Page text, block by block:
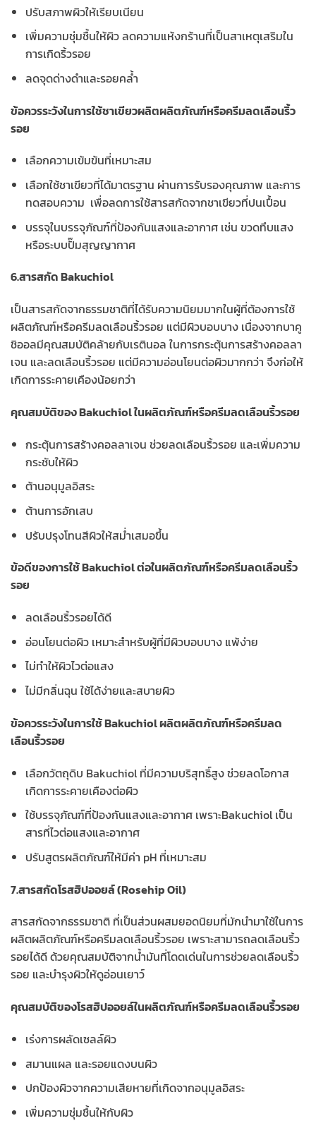
ปรับสภาพผิวให้เรียบเนียน
เพิ่มความชุ่มชื้นให้ผิว ลดความแห้งกร้านที่เป็นสาเหตุเสริมใน
การเกิดริ้วรอย
ลดจุดด่างดำและรอยคล้ำ
ข้อควรระวังในการใช้ชาเขียวผลิตผลิตภัณฑ์หรือครีมลดเลือนริ้ว
รอย
เลือกความเข้มข้นที่เหมาะสม
เลือกใช้ชาเขียวที่ได้มาตรฐาน ผ่านการรับรองคุณภาพ และการ
ทดสอบความ เพื่อลดการใช้สารสกัดจากชาเขียวที่ปนเปื้อน
บรรจุในบรรจุภัณฑ์ที่ป้องกันแสงและอากาศ เช่น ขวดทึบแสง
หรือระบบปั๊มสุญญากาศ
6.สารสกัด Bakuchiol
เป็นสารสกัดจากธรรมชาติที่ได้รับความนิยมมากในผู้ที่ต้องการใช้
ผลิตภัณฑ์หรือครีมลดเลือนริ้วรอย แต่มีผิวบอบบาง เนื่องจากบาคู
ชิออลมีคุณสมบัติคล้ายกับเรตินอล ในการกระตุ้นการสร้างคอลลา
เจน และลดเลือนริ้วรอย แต่มีความอ่อนโยนต่อผิวมากกว่า จึงก่อให้
เกิดการระคายเคืองน้อยกว่า
คุณสมบัติของ Bakuchiol ในผลิตภัณฑ์หรือครีมลดเลือนริ้วรอย
กระตุ้นการสร้างคอลลาเจน ช่วยลดเลือนริ้วรอย และเพิ่มความ
กระชับให้ผิว
ต้านอนุมูลอิสระ
ต้านการอักเสบ
ปรับปรุงโทนสีผิวให้สม่ำเสมอขึ้น
ข้อดีของการใช้ Bakuchiol ต่อในผลิตภัณฑ์หรือครีมลดเลือนริ้ว
รอย
ลดเลือนริ้วรอยได้ดี
อ่อนโยนต่อผิว เหมาะสำหรับผู้ที่มีผิวบอบบาง แพ้ง่าย
ไม่ทำให้ผิวไวต่อแสง
ไม่มีกลิ่นฉุน ใช้ได้ง่ายและสบายผิว
ข้อควรระวังในการใช้ Bakuchiol ผลิตผลิตภัณฑ์หรือครีมลด
เลือนริ้วรอย
เลือกวัตถุดิบ Bakuchiol ที่มีความบริสุทธิ์สูง ช่วยลดโอกาส
เกิดการระคายเคืองต่อผิว
ใช้บรรจุภัณฑ์ที่ป้องกันแสงและอากาศ เพราะBakuchiol เป็น
สารที่ไวต่อแสงและอากาศ
ปรับสูตรผลิตภัณฑ์ให้มีค่า pH ที่เหมาะสม
7.สารสกัดโรสฮิปออยล์ (Rosehip Oil)
สารสกัดจากธรรมชาติ ที่เป็นส่วนผสมยอดนิยมที่มักนำมาใช้ในการ
ผลิตผลิตภัณฑ์หรือครีมลดเลือนริ้วรอย เพราะสามารถลดเลือนริ้ว
รอยได้ดี ด้วยคุณสมบัติจากน้ำมันที่โดดเด่นในการช่วยลดเลือนริ้ว
รอย และบำรุงผิวให้ดูอ่อนเยาว์
คุณสมบัติของโรสฮิปออยล์ในผลิตภัณฑ์หรือครีมลดเลือนริ้วรอย
เร่งการผลัดเซลล์ผิว
สมานแผล และรอยแดงบนผิว
ปกป้องผิวจากความเสียหายที่เกิดจากอนุมูลอิสระ
เพิ่มความชุ่มชื้นให้กับผิว